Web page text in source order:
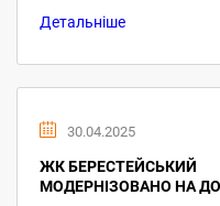
Детальніше
30.04.2025
ЖК БЕРЕСТЕЙСЬКИЙ
МОДЕРНІЗОВАНО НА